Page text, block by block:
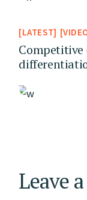
LATEST
Competitive
Leave